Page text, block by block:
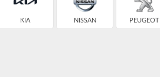
KIA NISSAN PEUGEOT